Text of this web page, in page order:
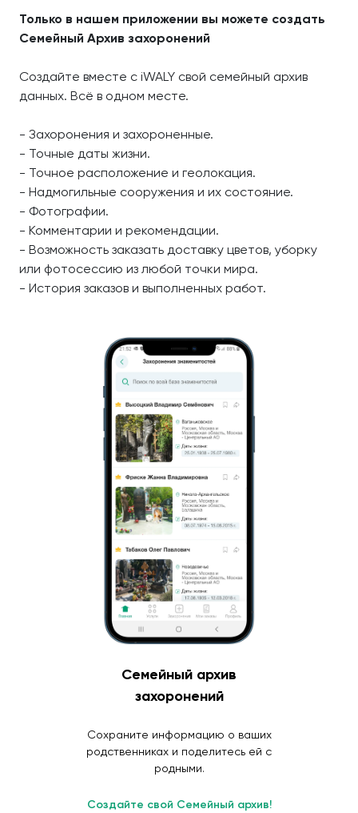
Только в нашем приложении вы можете создать
Семейный Архив захоронений
Создайте вместе с iWALY свой семейный архив
данных. Всё в одном месте.
- Захоронения и захороненные.
- Точные даты жизни.
- Точное расположение и геолокация.
- Надмогильные сооружения и их состояние.
- Фотографии.
- Комментарии и рекомендации.
- Возможность заказать доставку цветов, уборку
или фотосессию из любой точки мира.
- История заказов и выполненных работ.
Семейный архив
захоронений
Сохраните информацию о ваших
родственниках и поделитесь ей с
родными.
Создайте свой Семейный архив!